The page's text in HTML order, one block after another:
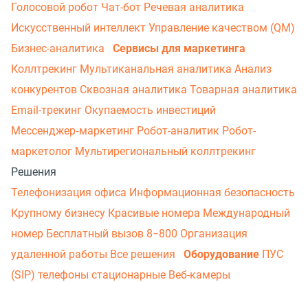
Голосовой робот Чат-бот Речевая аналитика
Искусственный интеллект Управление качеством (QM)
Бизнес-аналитика
Сервисы для маркетинга
Коллтрекинг Мультиканальная аналитика Анализ
конкурентов Сквозная аналитика Товарная аналитика
Email-трекинг Окупаемость инвестиций
Мессенджер‑маркетинг Робот-аналитик Робот-
маркетолог Мультирегиональный коллтрекинг
Решения
Телефонизация офиса Информационная безопасность
Крупному бизнесу Красивые номера Международный
номер Бесплатный вызов 8−800 Организация
удаленной работы Все решения Оборудование ПУС
(SIP) телефоны стационарные Веб-камеры